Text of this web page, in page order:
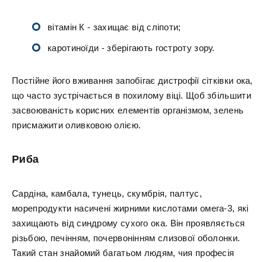
вітамін К - захищає від сліпоти;
каротиноїди - зберігають гостроту зору.
Постійне його вживання запобігає дистрофії сітківки ока,
що часто зустрічається в похилому віці. Щоб збільшити
засвоюваність корисних елементів організмом, зелень
присмажити оливковою олією.
Риба
Сардіна, камбала, тунець, скумбрія, палтус,
морепродукти насичені жирними кислотами омега-3, які
захищають від синдрому сухого ока. Він проявляється
різьбою, печінням, почервонінням слизової оболонки.
Такий стан знайомий багатьом людям, чия професія